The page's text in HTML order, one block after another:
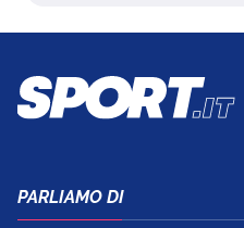
PARLIAMO DI